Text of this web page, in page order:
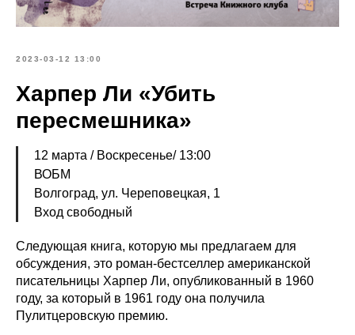
2023-03-12 13:00
Харпер Ли «Убить
пересмешника»
12 марта / Воскресенье/ 13:00
ВОБМ
Волгоград, ул. Череповецкая, 1
Вход свободный
Следующая книга, которую мы предлагаем для
обсуждения, это роман-бестселлер американской
писательницы Харпер Ли, опубликованный в 1960
году, за который в 1961 году она получила
Пулитцеровскую премию.